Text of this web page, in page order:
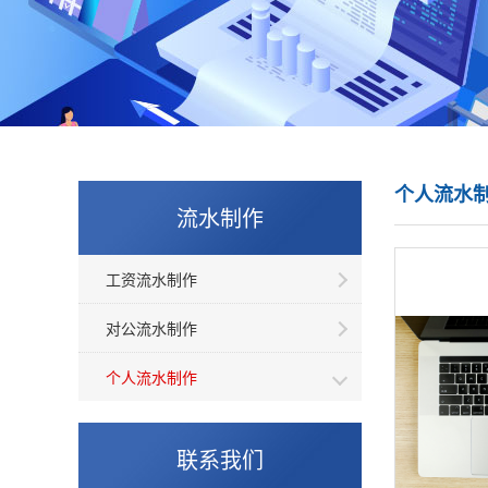
流水制作
工资流水制作
对公流水制作
个人流水制作
联系我们
个人流水